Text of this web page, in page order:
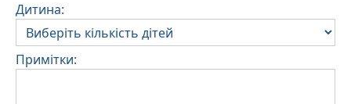
Дитина:
Примітки: